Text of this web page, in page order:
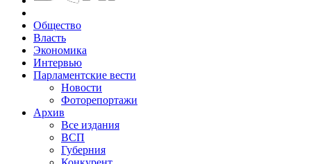
Общество
Власть
Экономика
Интервью
Парламентские вести
Новости
Фоторепортажи
Архив
Все издания
ВСП
Губерния